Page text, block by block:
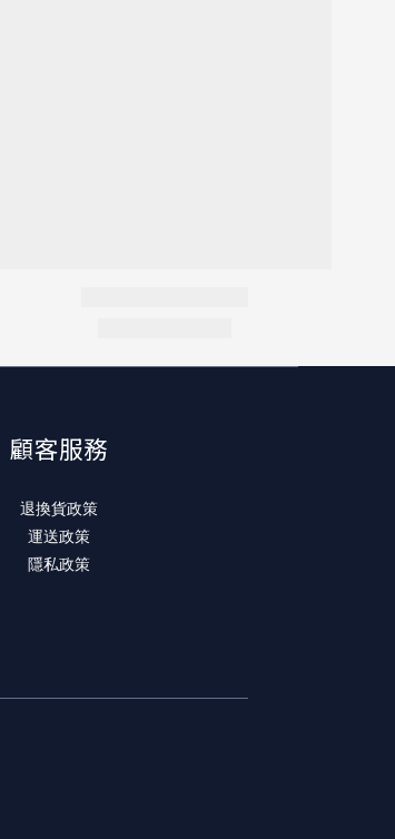
顧客服務
退換貨政策
運送政策
隱私政策